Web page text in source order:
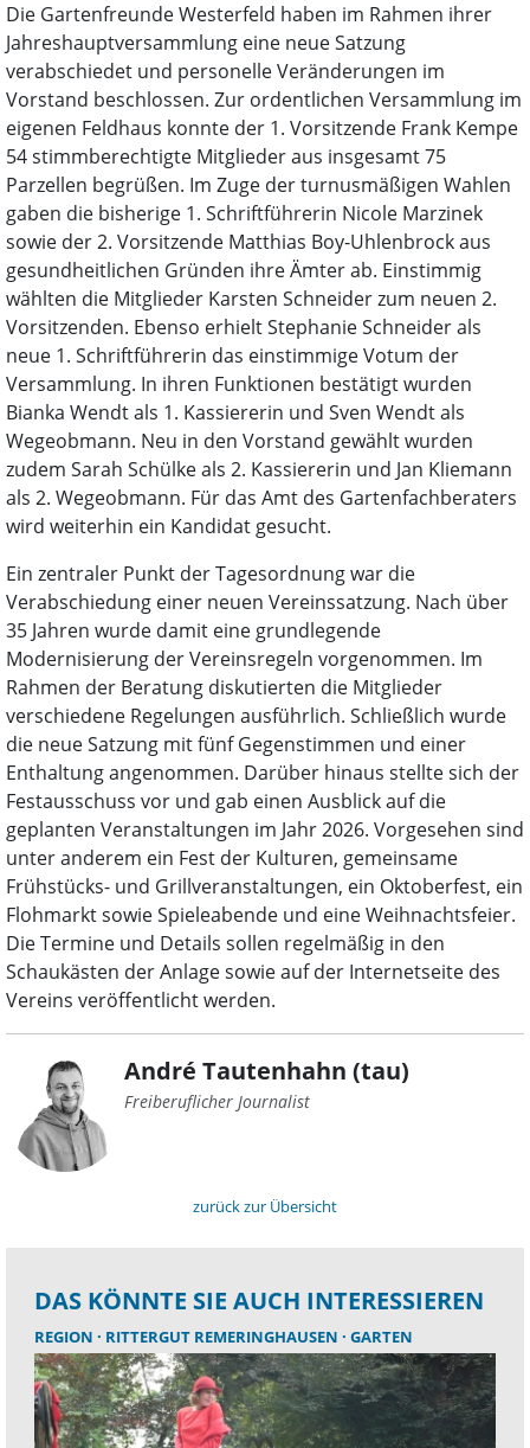
Die Gartenfreunde Westerfeld haben im Rahmen ihrer
Jahreshauptversammlung eine neue Satzung
verabschiedet und personelle Veränderungen im
Vorstand beschlossen. Zur ordentlichen Versammlung im
eigenen Feldhaus konnte der 1. Vorsitzende Frank Kempe
54 stimmberechtigte Mitglieder aus insgesamt 75
Parzellen begrüßen. Im Zuge der turnusmäßigen Wahlen
gaben die bisherige 1. Schriftführerin Nicole Marzinek
sowie der 2. Vorsitzende Matthias Boy-Uhlenbrock aus
gesundheitlichen Gründen ihre Ämter ab. Einstimmig
wählten die Mitglieder Karsten Schneider zum neuen 2.
Vorsitzenden. Ebenso erhielt Stephanie Schneider als
neue 1. Schriftführerin das einstimmige Votum der
Versammlung. In ihren Funktionen bestätigt wurden
Bianka Wendt als 1. Kassiererin und Sven Wendt als
Wegeobmann. Neu in den Vorstand gewählt wurden
zudem Sarah Schülke als 2. Kassiererin und Jan Kliemann
als 2. Wegeobmann. Für das Amt des Gartenfachberaters
wird weiterhin ein Kandidat gesucht.
Ein zentraler Punkt der Tagesordnung war die
Verabschiedung einer neuen Vereinssatzung. Nach über
35 Jahren wurde damit eine grundlegende
Modernisierung der Vereinsregeln vorgenommen. Im
Rahmen der Beratung diskutierten die Mitglieder
verschiedene Regelungen ausführlich. Schließlich wurde
die neue Satzung mit fünf Gegenstimmen und einer
Enthaltung angenommen. Darüber hinaus stellte sich der
Festausschuss vor und gab einen Ausblick auf die
geplanten Veranstaltungen im Jahr 2026. Vorgesehen sind
unter anderem ein Fest der Kulturen, gemeinsame
Frühstücks- und Grillveranstaltungen, ein Oktoberfest, ein
Flohmarkt sowie Spieleabende und eine Weihnachtsfeier.
Die Termine und Details sollen regelmäßig in den
Schaukästen der Anlage sowie auf der Internetseite des
Vereins veröffentlicht werden.
André Tautenhahn (tau)
Freiberuflicher Journalist
zurück zur Übersicht
DAS KÖNNTE SIE AUCH INTERESSIEREN
REGION RITTERGUT REMERINGHAUSEN GARTEN